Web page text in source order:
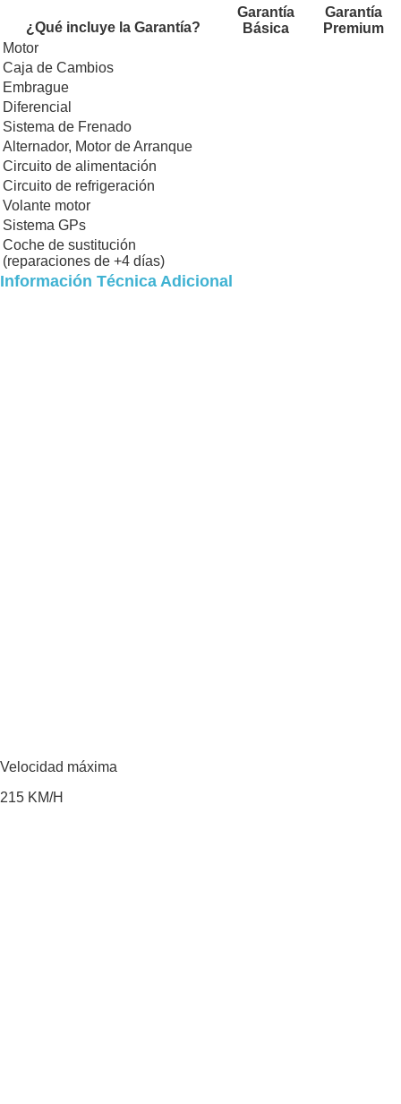
¿Qué incluye la Garantía?
Garantía
Básica
Garantía
Premium
Motor
Caja de Cambios
Embrague
Diferencial
Sistema de Frenado
Alternador, Motor de Arranque
Circuito de alimentación
Circuito de refrigeración
Volante motor
Sistema GPs
Coche de sustitución
(reparaciones de +4 días)
Información Técnica Adicional
Velocidad máxima
215 KM/H